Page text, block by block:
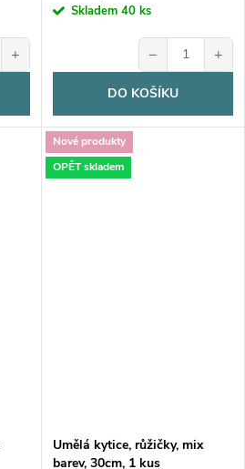
+
Skladem 40 ks
− +
DO KOŠÍKU
Nové produkty
OPĚT skladem
Umělá kytice, růžičky, mix
barev, 30cm, 1 kus